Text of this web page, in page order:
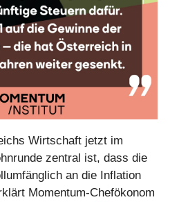
Wirtschaft jetzt im
zentral ist, dass die
an die Inflation
Momentum-Chefökonom